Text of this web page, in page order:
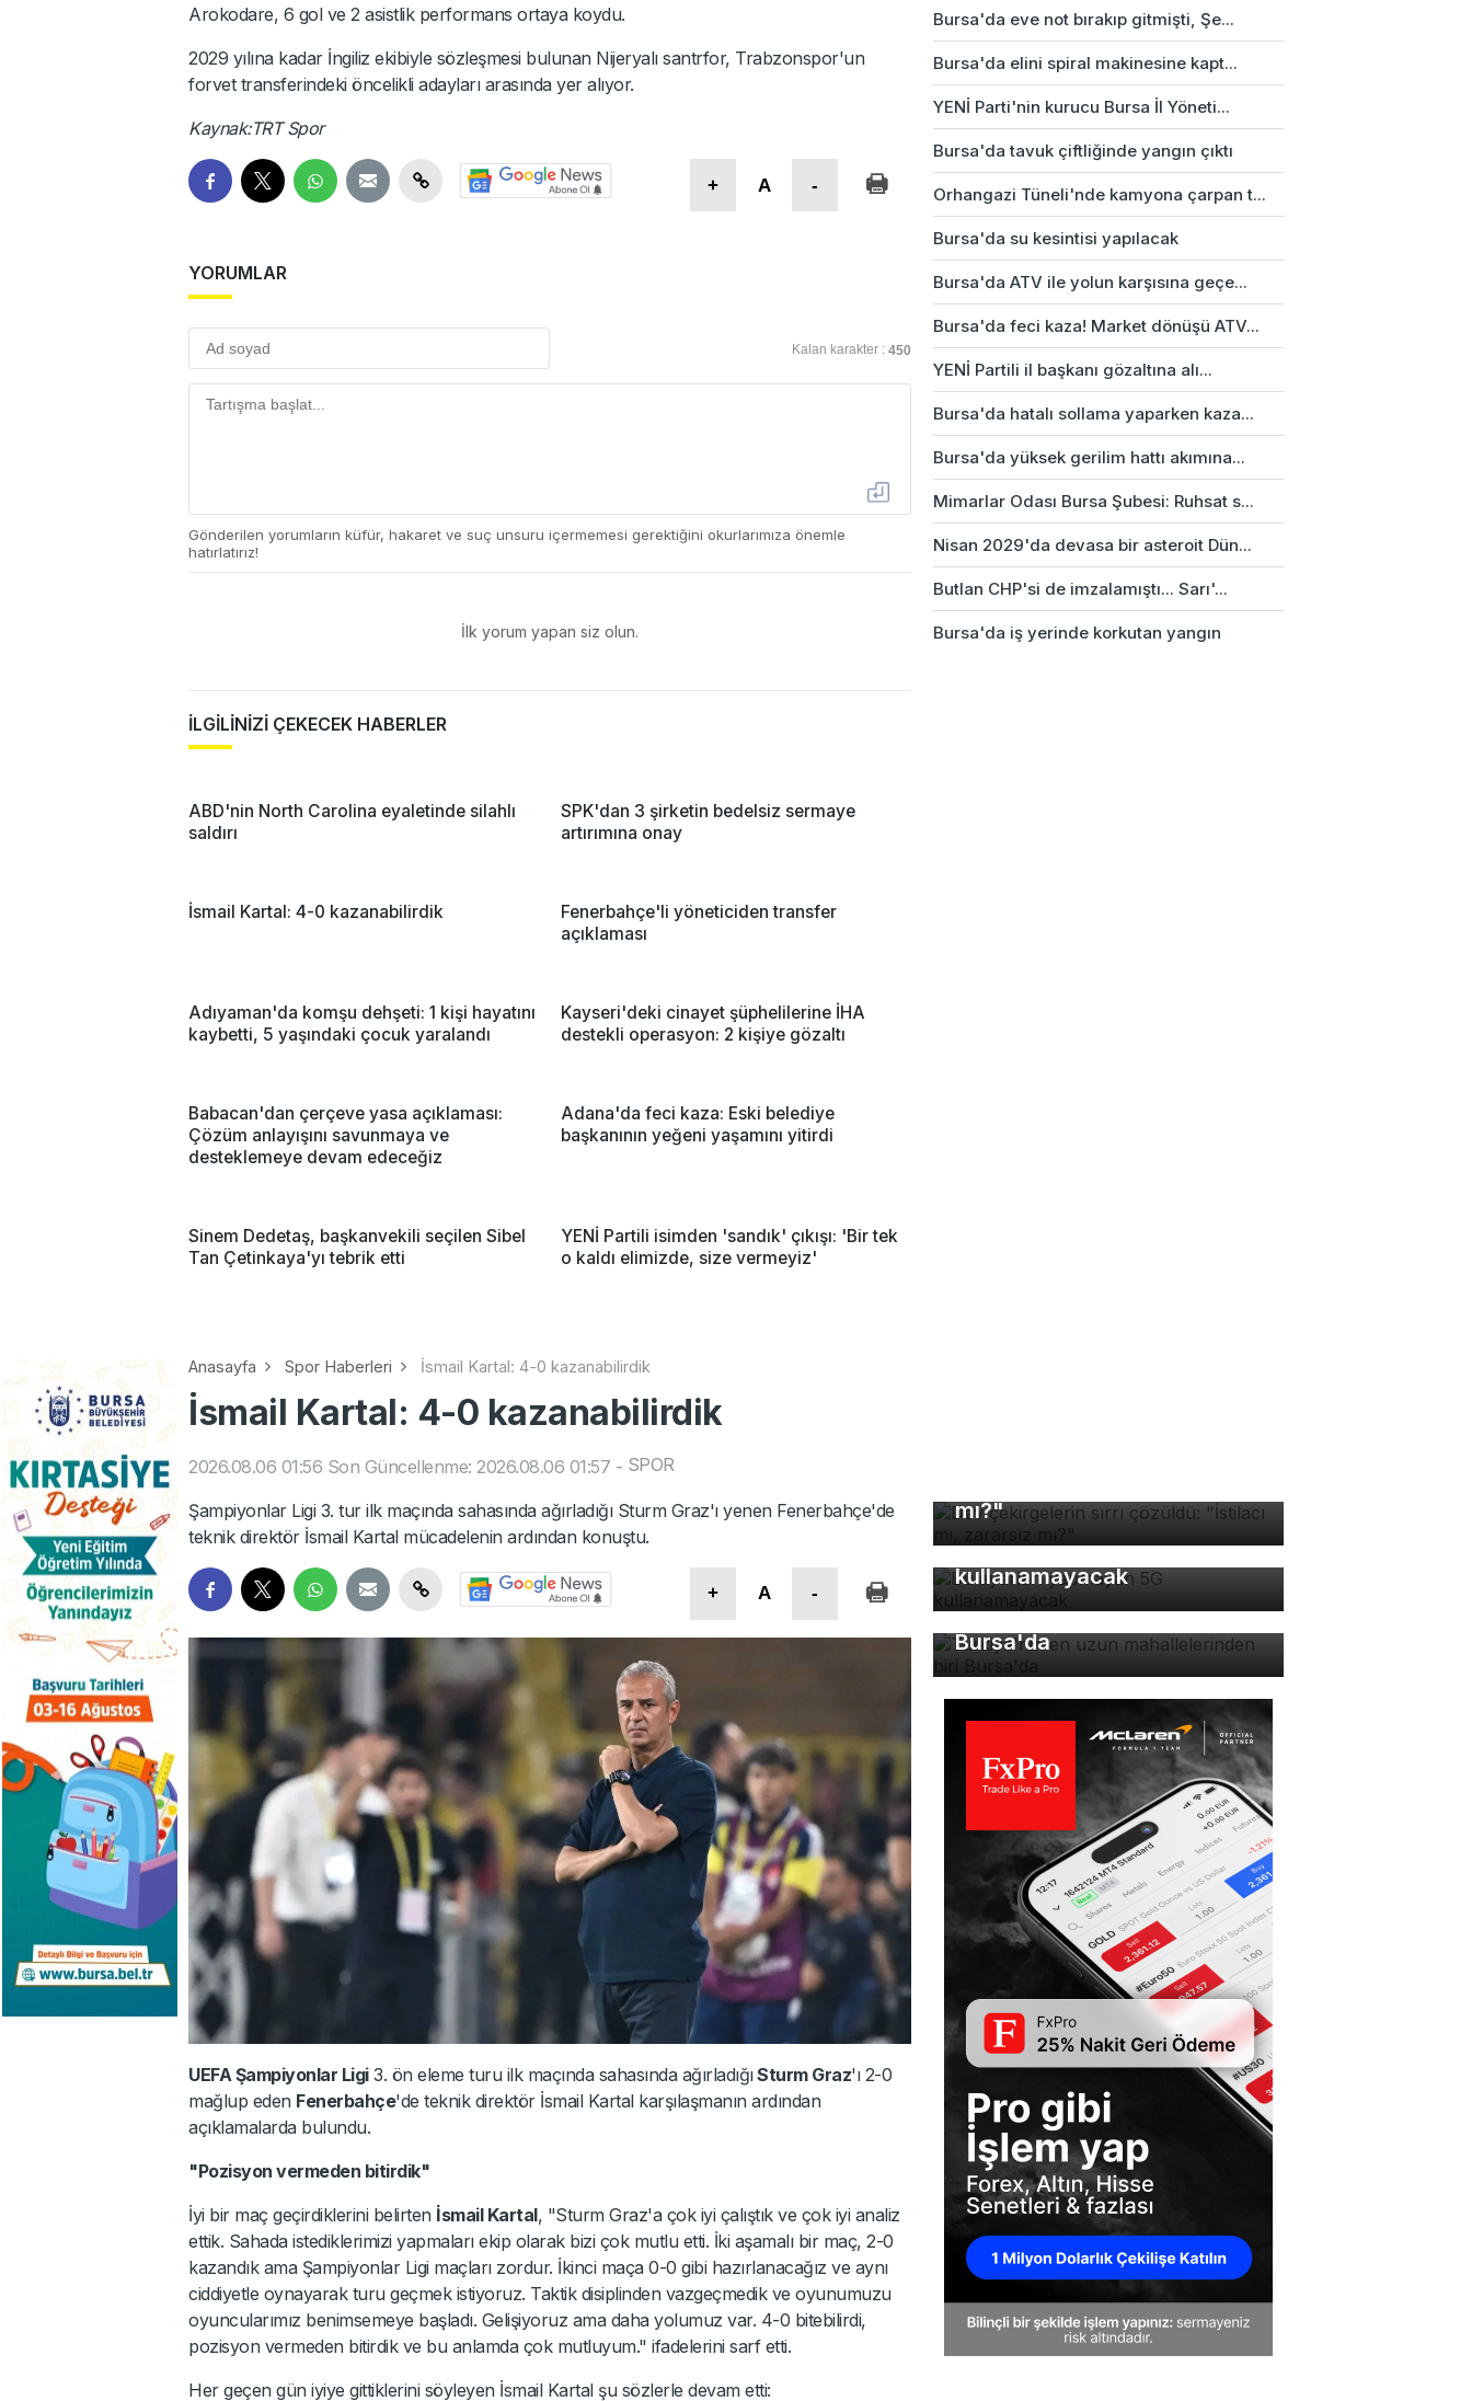
Arokodare, 6 gol ve 2 asistlik performans ortaya koydu.
2029 yılına kadar İngiliz ekibiyle sözleşmesi bulunan Nijeryalı santrfor, Trabzonspor'un
forvet transferindeki öncelikli adayları arasında yer alıyor.
Kaynak:TRT Spor
+ A -
YORUMLAR
Kalan karakter : 450
Gönderilen yorumların küfür, hakaret ve suç unsuru içermemesi gerektiğini okurlarımıza önemle
hatırlatırız!
İlk yorum yapan siz olun.
İLGİLİNİZİ ÇEKECEK HABERLER
ABD'nin North Carolina eyaletinde silahlı
saldırı
SPK'dan 3 şirketin bedelsiz sermaye
artırımına onay
İsmail Kartal: 4-0 kazanabilirdik
Fenerbahçe'li yöneticiden transfer
açıklaması
Adıyaman'da komşu dehşeti: 1 kişi hayatını
kaybetti, 5 yaşındaki çocuk yaralandı
Kayseri'deki cinayet şüphelilerine İHA
destekli operasyon: 2 kişiye gözaltı
Babacan'dan çerçeve yasa açıklaması:
Çözüm anlayışını savunmaya ve
desteklemeye devam edeceğiz
Adana'da feci kaza: Eski belediye
başkanının yeğeni yaşamını yitirdi
Sinem Dedetaş, başkanvekili seçilen Sibel
Tan Çetinkaya'yı tebrik etti
YENİ Partili isimden 'sandık' çıkışı: 'Bir tek
o kaldı elimizde, size vermeyiz'
Bursa'da eve not bırakıp gitmişti, Şe...
Bursa'da elini spiral makinesine kapt...
YENİ Parti'nin kurucu Bursa İl Yöneti...
Bursa'da tavuk çiftliğinde yangın çıktı
Orhangazi Tüneli'nde kamyona çarpan t...
Bursa'da su kesintisi yapılacak
Bursa'da ATV ile yolun karşısına geçe...
Bursa'da feci kaza! Market dönüşü ATV...
YENİ Partili il başkanı gözaltına alı...
Bursa'da hatalı sollama yaparken kaza...
Bursa'da yüksek gerilim hattı akımına...
Mimarlar Odası Bursa Şubesi: Ruhsat s...
Nisan 2029'da devasa bir asteroit Dün...
Butlan CHP'si de imzalamıştı... Sarı'...
Bursa'da iş yerinde korkutan yangın
Anasayfa Spor Haberleri İsmail Kartal: 4-0 kazanabilirdik
İsmail Kartal: 4-0 kazanabilirdik
2026.08.06 01:56 Son Güncellenme: 2026.08.06 01:57 - SPOR
Şampiyonlar Ligi 3. tur ilk maçında sahasında ağırladığı Sturm Graz'ı yenen Fenerbahçe'de
teknik direktör İsmail Kartal mücadelenin ardından konuştu.
+ A -
UEFA Şampiyonlar Ligi3. ön eleme turu ilk maçında sahasında ağırladığıSturm Graz'ı 2-0
mağlup eden Fenerbahçe'de teknik direktör İsmail Kartal karşılaşmanın ardından
açıklamalarda bulundu.
"Pozisyon vermeden bitirdik"
İyi bir maç geçirdiklerini belirten İsmail Kartal, "Sturm Graz'a çok iyi çalıştık ve çok iyi analiz
ettik. Sahada istediklerimizi yapmaları ekip olarak bizi çok mutlu etti. İki aşamalı bir maç, 2-0
kazandık ama Şampiyonlar Ligi maçları zordur. İkinci maça 0-0 gibi hazırlanacağız ve aynı
ciddiyetle oynayarak turu geçmek istiyoruz. Taktik disiplinden vazgeçmedik ve oyunumuzu
oyuncularımız benimsemeye başladı. Gelişiyoruz ama daha yolumuz var. 4-0 bitebilirdi,
pozisyon vermeden bitirdik ve bu anlamda çok mutluyum." ifadelerini sarf etti.
Her geçen gün iyiye gittiklerini söyleyen İsmail Kartal şu sözlerle devam etti:
mı?"
Bu ayarları yapmayan 5G
kullanamayacak
Türkiye'nin en uzun
mahallelerinden biri
Bursa'da